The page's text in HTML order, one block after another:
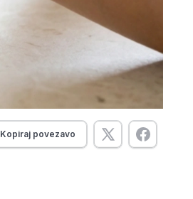
Kopiraj povezavo